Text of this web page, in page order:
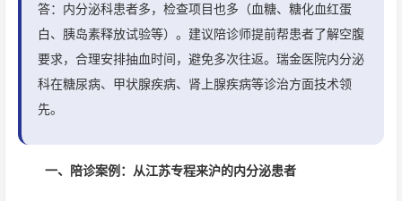
答：内分泌科患者多，检查项目也多（血糖、糖化血红蛋
白、胰岛素释放试验等）。建议陪诊师提前帮患者了解空腹
要求，合理安排抽血时间，避免多次往返。瑞金医院内分泌
科在糖尿病、甲状腺疾病、肾上腺疾病等诊治方面技术领
先。
一、陪诊案例：从江苏专程来沪的内分泌患者